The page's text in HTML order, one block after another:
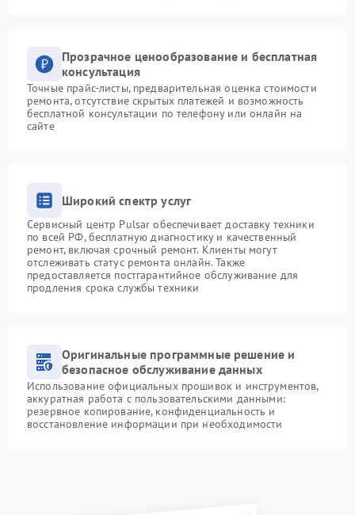
Прозрачное ценообразование и бесплатная
консультация
Точные прайс-листы, предварительная оценка стоимости
ремонта, отсутствие скрытых платежей и возможность
бесплатной консультации по телефону или онлайн на
сайте
Широкий спектр услуг
Сервисный центр Pulsar обеспечивает доставку техники
по всей РФ, бесплатную диагностику и качественный
ремонт, включая срочный ремонт. Клиенты могут
отслеживать статус ремонта онлайн. Также
предоставляется постгарантийное обслуживание для
продления срока службы техники
Оригинальные программные решение и
безопасное обслуживание данных
Использование официальных прошивок и инструментов,
аккуратная работа с пользовательскими данными:
резервное копирование, конфиденциальность и
восстановление информации при необходимости